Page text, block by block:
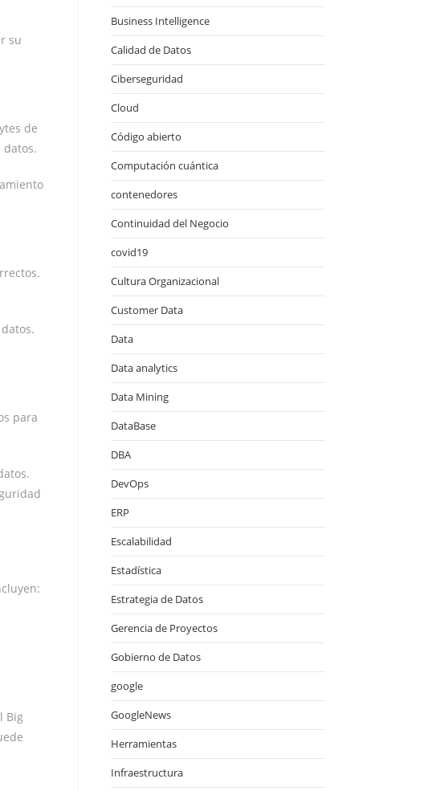
su
de
datos.
para
Big
Business Intelligence
Calidad de Datos
Ciberseguridad
Cloud
Código abierto
Computación cuántica
contenedores
Continuidad del Negocio
covid19
Cultura Organizacional
Customer Data
Data
Data analytics
Data Mining
DataBase
DBA
DevOps
ERP
Escalabilidad
Estadística
Estrategia de Datos
Gerencia de Proyectos
Gobierno de Datos
google
GoogleNews
Herramientas
Infraestructura